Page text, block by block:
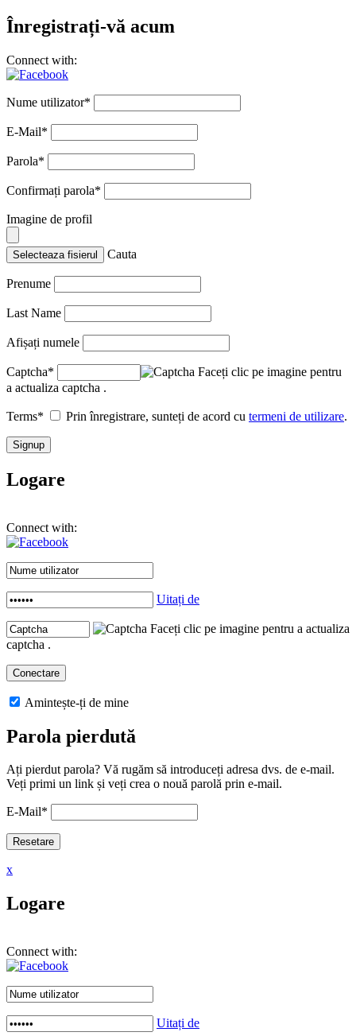
Înregistrați-vă acum
Connect with:
Nume utilizator*
E-Mail*
Parola*
Confirmați parola*
Imagine de profil
Selecteaza fisierul Cauta
Prenume
Last Name
Afișați numele
Captcha*
Faceți clic pe imagine pentru
a actualiza captcha .
Terms* Prin înregistrare, sunteți de acord cu termeni de utilizare.
Logare
Connect with:
Uitați de
Faceți clic pe imagine pentru a actualiza
captcha .
Amintește-ți de mine
Parola pierdută
Ați pierdut parola? Vă rugăm să introduceți adresa dvs. de e-mail.
Veți primi un link și veți crea o nouă parolă prin e-mail.
E-Mail*
x
Logare
Connect with:
Uitați de